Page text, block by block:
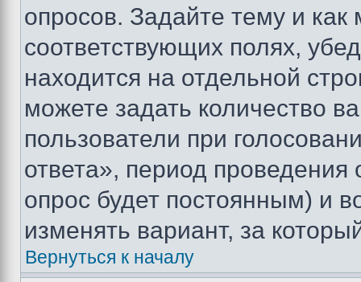
опросов. Задайте тему и
соответствующих полях,
находится на отдельной
можете задать количество
пользователи при
ответа», период проведения
опрос будет постоянным) и
изменять вариант, за
Вернуться к началу